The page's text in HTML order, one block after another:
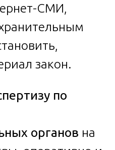
СМИ,
закон.
по
органов на